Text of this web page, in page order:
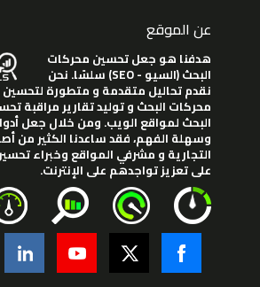
عن الموقع
هدفنا هو جعل تحسين محركات
البحث (السيو - SEO) سلسًا. نحن
نقدم تحاليل متقدمة و متطورة
محركات البحث و توليد تقارير مراقبة
البحث لمواقع الويب. ومن خلال جعل
وسهلة الفهم، فقد ساعدنا الكثير من
التجارية و مشرفي المواقع وخبراء
على تعزيز تواجدهم على الإنترنت.